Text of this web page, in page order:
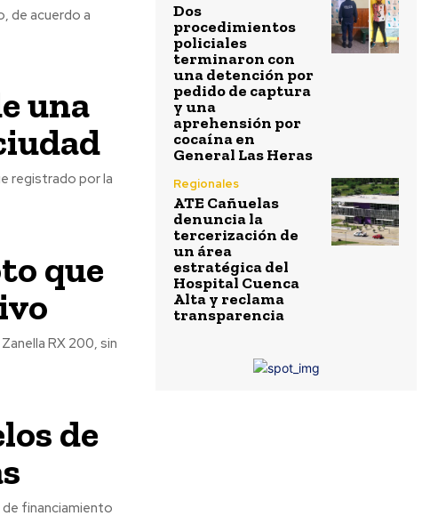
de acuerdo a
una
registrado por la
que
RX 200, sin
de
de financiamiento
Dos
procedimientos
policiales
terminaron con
una detención por
pedido de captura
y una
aprehensión por
cocaína en
General Las Heras
Regionales
ATE Cañuelas
denuncia la
tercerización de
un área
estratégica del
Hospital Cuenca
Alta y reclama
transparencia